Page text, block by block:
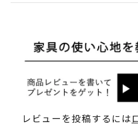
レビューを投稿するには